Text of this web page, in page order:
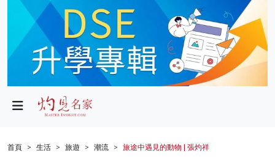
政局
財經
首頁 生活 旅遊 潮流 旅途中遇見的動物 | 張灼祥